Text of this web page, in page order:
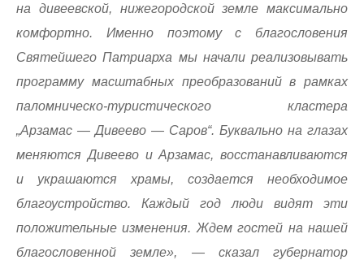
на дивеевской, нижегородской земле максимально
комфортно. Именно поэтому с благословения
Святейшего Патриарха мы начали реализовывать
программу масштабных преобразований в рамках
паломническо-туристического кластера
„Арзамас — Дивеево — Саров“. Буквально на глазах
меняются Дивеево и Арзамас, восстанавливаются
и украшаются храмы, создается необходимое
благоустройство. Каждый год люди видят эти
положительные изменения. Ждем гостей на нашей
благословенной земле», — сказал губернатор